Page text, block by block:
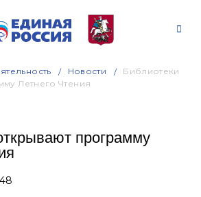
Новости
Библиотеки
Летнего Чтения
программу